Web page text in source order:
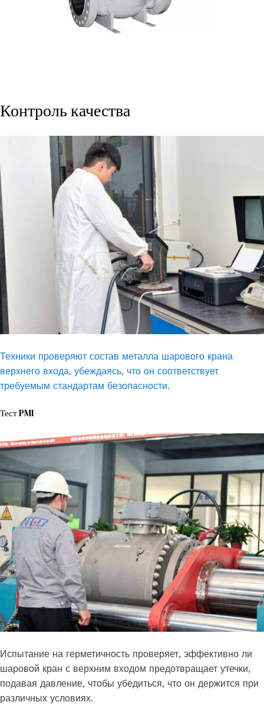
Контроль качества
Техники проверяют состав металла шарового крана
верхнего входа, убеждаясь, что он соответствует
требуемым стандартам безопасности.
Тест PMI
Испытание на герметичность проверяет, эффективно ли
шаровой кран с верхним входом предотвращает утечки,
подавая давление, чтобы убедиться, что он держится при
различных условиях.